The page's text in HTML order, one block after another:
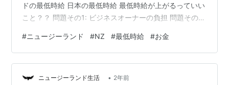
ドの最低時給 日本の最低時給 最低時給が上がるっていい
こと？？ 問題その1: ビジネスオーナーの負担 問題その2:
個人の感想 関連単語 ニュージーランドの最低時給 私が
現在住んでいるニュージーランドではここ毎年ずっと最
低時給が上がっています。 現在の最低時給は23.15ドル
です(2024年6月時点)。ちなみにニュージーランドは全国
#ニュージーランド #NZ #最低時給 #お金
ニュージーランド生活 • 2年前